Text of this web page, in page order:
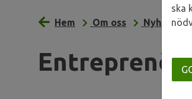
Hem Om oss
ska